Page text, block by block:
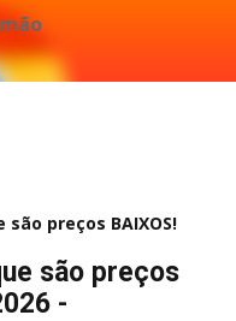
preços BAIXOS!
são preços
-